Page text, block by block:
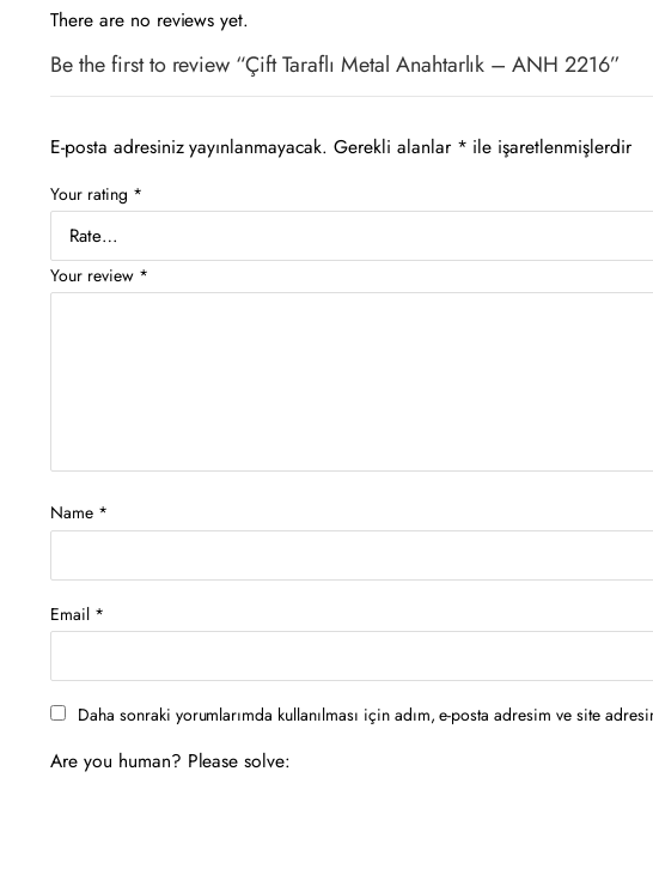
There are no reviews yet.
Be the first to review “Çift Taraflı Metal Anahtarlık – ANH 2216”
E-posta adresiniz yayınlanmayacak. Gerekli alanlar * ile işaretlenmişlerdir
Your rating *
Your review *
Name *
Email *
Daha sonraki yorumlarımda kullanılması için adım, e-posta adresim ve site
Are you human? Please solve: